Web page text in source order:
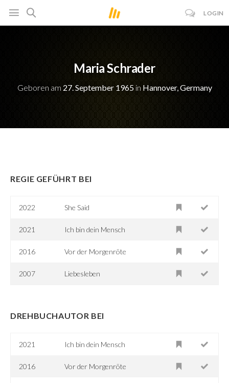
LOGIN
Maria Schrader
Geboren am 27. September 1965in Hannover, Germany
REGIE GEFÜHRT BEI
2022 She Said
2021 Ich bin dein Mensch
2016 Vor der Morgenröte
2007 Liebesleben
DREHBUCHAUTOR BEI
2021 Ich bin dein Mensch
2016 Vor der Morgenröte